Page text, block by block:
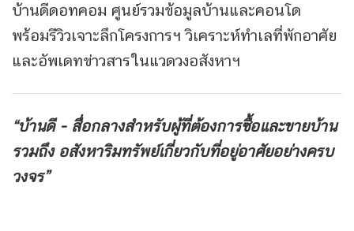
บ้านดีดอทคอม ศูนย์รวมข้อมูลบ้านและคอนโด
พร้อมรีวิวเจาะลึกโครงการฯ วิเคราะห์ทำเลที่พักอาศัย
และอัพเดทข่าวสารในแวดวงอสังหาฯ
“บ้านดี - สื่อกลางสำหรับผู้ที่ต้องการซื้อและขายบ้าน
รวมถึง อสังหาริมทรัพย์เกี่ยวกับที่อยู่อาศัยอย่างครบ
วงจร”